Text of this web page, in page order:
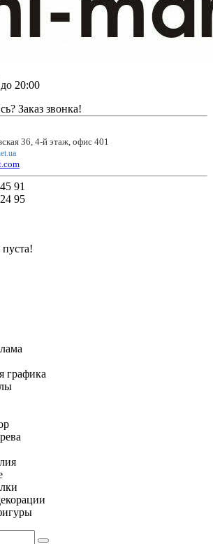
20:00
Заказ звонка!
36, 4-й этаж, офис 401
91
95
графика